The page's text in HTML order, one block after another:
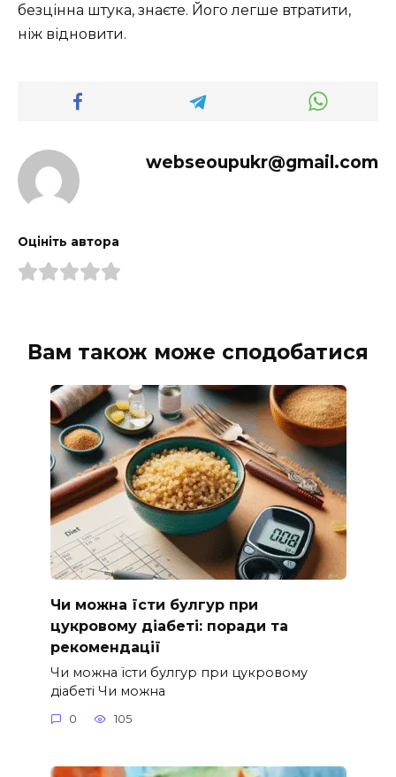
безцінна штука, знаєте. Його легше втратити,
ніж відновити.
webseoupukr@gmail.com
Оцініть автора
Вам також може сподобатися
Чи можна їсти булгур при
цукровому діабеті: поради та
рекомендації
Чи можна їсти булгур при цукровому
діабеті Чи можна
0 105